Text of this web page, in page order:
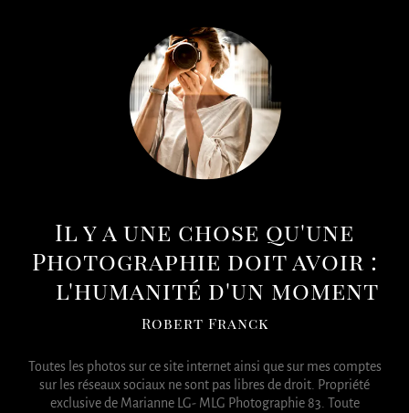
brightness_1
Il y a une chose qu'une
Photographie doit avoir :
l'humanité d'un moment
Robert Franck
Toutes les photos sur ce site internet ainsi que sur mes comptes
sur les réseaux sociaux ne sont pas libres de droit. Propriété
exclusive de Marianne LG- MLG Photographie 83. Toute